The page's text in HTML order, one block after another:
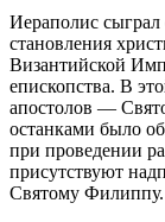
Иераполис
становления
Византийской
епископства. В
апостолов —
останками было
при проведении
присутствуют
Святому Филиппу.